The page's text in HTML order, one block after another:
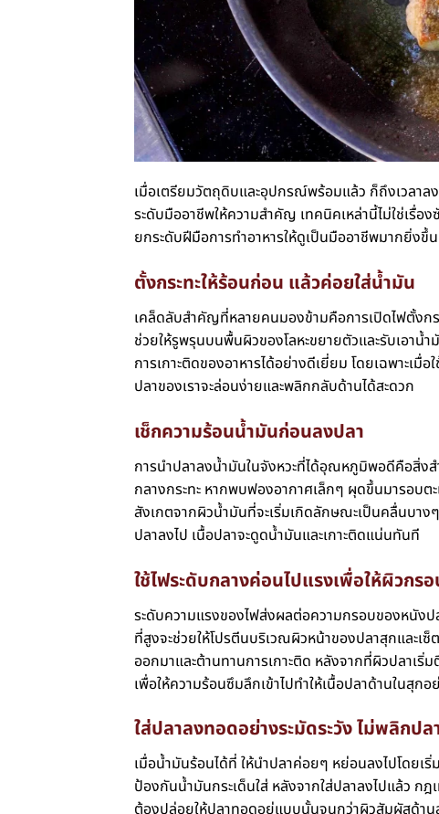
เมื่อเตรียมวัตถุดิบและอุปกรณ์พร้อมแล้ว ก็ถึงเวลาล
ระดับมืออาชีพให้ความสำคัญ เทคนิคเหล่านี้ไม่ใช่เรื่อง
ยกระดับฝีมือการทำอาหารให้ดูเป็นมืออาชีพมากยิ่งขึ้น
ตั้งกระทะให้ร้อนก่อน แล้วค่อยใส่น้ำมัน
เคล็ดลับสำคัญที่หลายคนมองข้ามคือการเปิดไฟตั้งก
ช่วยให้รูพรุนบนพื้นผิวของโลหะขยายตัวและรับเอาน้
การเกาะติดของอาหารได้อย่างดีเยี่ยม โดยเฉพาะเ
ปลาของเราจะล่อนง่ายและพลิกกลับด้านได้สะดวก
เช็กความร้อนน้ำมันก่อนลงปลา
การนำปลาลงน้ำมันในจังหวะที่ได้อุณหภูมิพอดีคือสิ่ง
กลางกระทะ หากพบฟองอากาศเล็กๆ ผุดขึ้นมารอบต
สังเกตจากผิวน้ำมันที่จะเริ่มเกิดลักษณะเป็นคลื่นบา
ปลาลงไป เนื้อปลาจะดูดน้ำมันและเกาะติดแน่นทันที
ใช้ไฟระดับกลางค่อนไปแรงเพื่อให้ผิวกรอ
ระดับความแรงของไฟส่งผลต่อความกรอบของหนังป
ที่สูงจะช่วยให้โปรตีนบริเวณผิวหน้าของปลาสุกและเ
ออกมาและต้านทานการเกาะติด หลังจากที่ผิวปลาเ
เพื่อให้ความร้อนซึมลึกเข้าไปทำให้เนื้อปลาด้านในสุก
ใส่ปลาลงทอดอย่างระมัดระวัง ไม่พลิกป
เมื่อน้ำมันร้อนได้ที่ ให้นำปลาค่อยๆ หย่อนลงไปโดยเ
ป้องกันน้ำมันกระเด็นใส่ หลังจากใส่ปลาลงไปแล้ว